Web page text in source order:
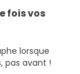
fois vos
lorsque
pas avant !